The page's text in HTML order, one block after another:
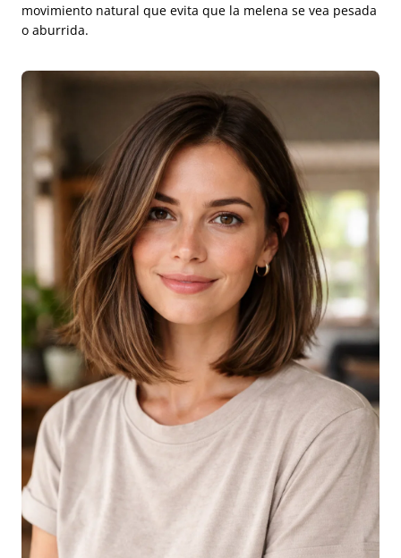
movimiento natural que evita que la melena se vea pesada
o aburrida.